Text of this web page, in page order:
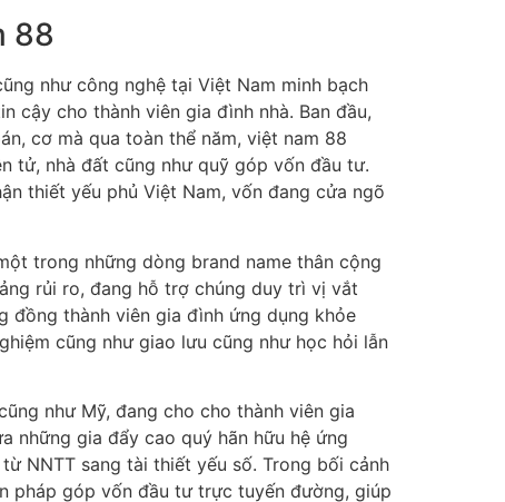
88
như công nghệ tại Việt Nam minh bạch
cậy cho thành viên gia đình nhà. Ban đầu,
cơ mà qua toàn thể năm, việt nam 88
tử, nhà đất cũng như quỹ góp vốn đầu tư.
thiết yếu phủ Việt Nam, vốn đang cửa ngõ
trong những dòng brand name thân cộng
rủi ro, đang hỗ trợ chúng duy trì vị vắt
đồng thành viên gia đình ứng dụng khỏe
cũng như giao lưu cũng như học hỏi lẫn
như Mỹ, đang cho cho thành viên gia
những gia đẩy cao quý hãn hữu hệ ứng
NNTT sang tài thiết yếu số. Trong bối cảnh
pháp góp vốn đầu tư trực tuyến đường, giúp